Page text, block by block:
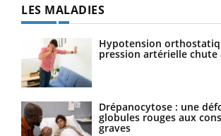
LES MALADIES
Hypotension
pression artérielle chute
Drépanocytose : une
globules rouges aux
graves